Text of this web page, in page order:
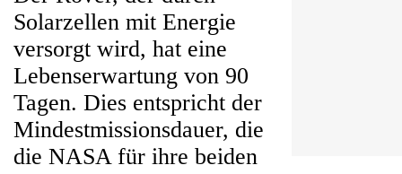
Solarzellen mit Energie
versorgt wird, hat eine
Lebenserwartung von 90
Tagen. Dies entspricht der
Mindestmissionsdauer, die
die NASA für ihre beiden